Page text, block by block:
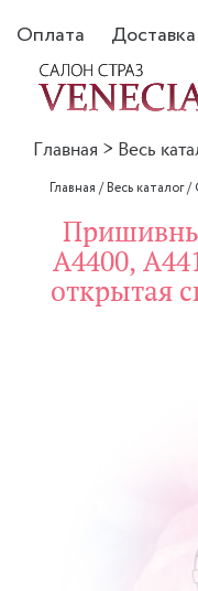
Оплата Доставка
Главная > Весь
Главная /Весь каталог/
A4400,
открытая